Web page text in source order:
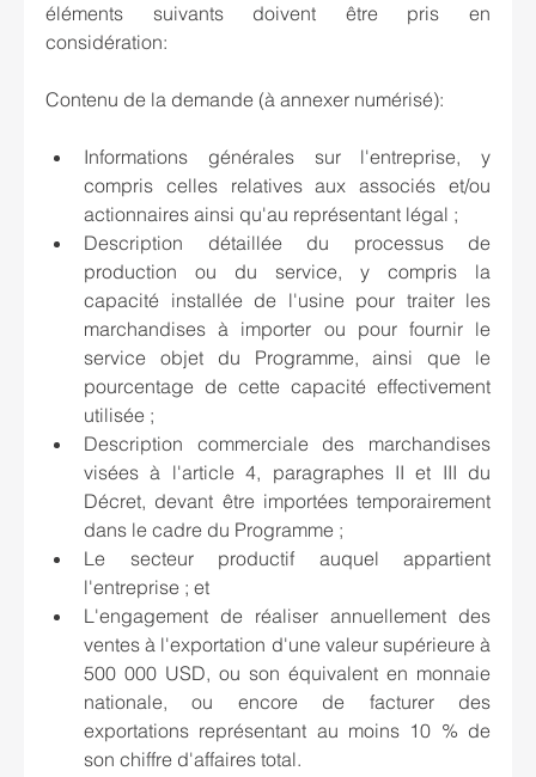
éléments suivants doivent être pris en
considération:
Contenu de la demande (à annexer numérisé):
Informations générales sur l'entreprise, y
compris celles relatives aux associés et/ou
actionnaires ainsi qu'au représentant légal ;
Description détaillée du processus de
production ou du service, y compris la
capacité installée de l'usine pour traiter les
marchandises à importer ou pour fournir le
service objet du Programme, ainsi que le
pourcentage de cette capacité effectivement
utilisée ;
Description commerciale des marchandises
visées à l'article 4, paragraphes II et III du
Décret, devant être importées temporairement
dans le cadre du Programme ;
Le secteur productif auquel appartient
l'entreprise ; et
L'engagement de réaliser annuellement des
ventes à l'exportation d'une valeur supérieure à
500 000 USD, ou son équivalent en monnaie
nationale, ou encore de facturer des
exportations représentant au moins 10 % de
son chiffre d'affaires total.